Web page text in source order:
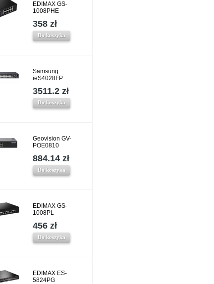
EDIMAX GS-
1008PHE
358 zł
Do koszyka
Samsung
ieS4028FP
3511.2 zł
Do koszyka
Geovision GV-
POE0810
884.14 zł
Do koszyka
EDIMAX GS-
1008PL
456 zł
Do koszyka
EDIMAX ES-
5824PG